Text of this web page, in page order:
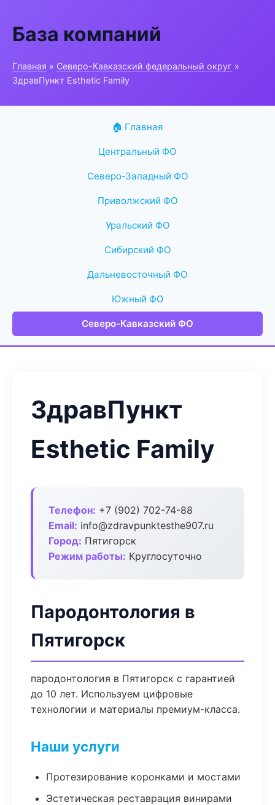
База компаний
Главная » Северо-Кавказский федеральный округ »
ЗдравПункт Esthetic Family
🏠 Главная
Центральный ФО
Северо-Западный ФО
Приволжский ФО
Уральский ФО
Сибирский ФО
Дальневосточный ФО
Южный ФО
Северо-Кавказский ФО
ЗдравПункт
Esthetic Family
Телефон: +7 (902) 702-74-88
Email: info@zdravpunktesthe907.ru
Город: Пятигорск
Режим работы: Круглосуточно
Пародонтология в
Пятигорск
пародонтология в Пятигорск с гарантией
до 10 лет. Используем цифровые
технологии и материалы премиум-класса.
Наши услуги
Протезирование коронками и мостами
Эстетическая реставрация винирами